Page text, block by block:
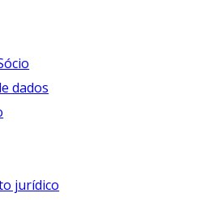
dados
jurídico